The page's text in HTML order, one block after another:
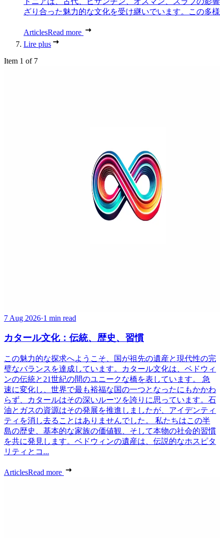
ざり合った魅力的な文化を受け継いでいます。この多
ArticlesRead more
Lire plus
Item 1 of 7
7 Aug 2026·1 min read
カタール文化：伝統、歴史、習慣
この魅力的な探求へようこそ、国が祖先の遺産と現代性の完
璧なバランスを達成しています。カタール文化は、ベドウィ
ンの伝統と21世紀の間のユニークな橋を表しています。 急
速に変化し、世界で最も裕福な国の一つとなったにもかかわ
らず、カタールはその深いルーツを誇りに思っています。石
油とガスの資源はその発展を推進しましたが、アイデンティ
ティを消し去ることはありませんでした。 私たちはこの半
島の歴史、基本的な家族の価値観、そして本物の社会的習慣
を共に発見します。ベドウィンの遺産は、伝説的なホスピタ
リティとコ...
ArticlesRead more